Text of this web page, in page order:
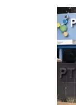
berkelanjutan,”
PGN
di wilayah
untuk melayani
segmen, mulai
hingga sektor
dan rumah sakit.